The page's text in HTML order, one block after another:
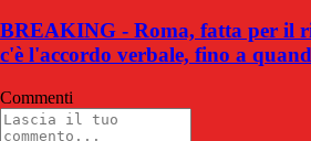
BREAKING - Roma, fatta per il
c'è l'accordo verbale, fino a
Commenti